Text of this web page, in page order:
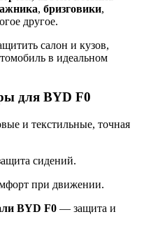
, бризговики,
другое.
салон и кузов,
в идеальном
для BYD F0
и текстильные, точная
сидений.
при движении.
BYD F0 — защита и